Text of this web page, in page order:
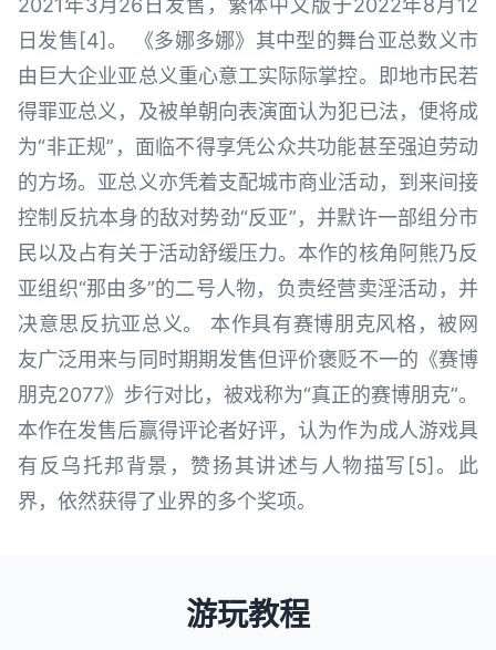
2021年3月26日发售，繁体中文版于2022年8月12
日发售[4]。 《多娜多娜》其中型的舞台亚总数义市
由巨大企业亚总义重心意工实际际掌控。即地市民若
得罪亚总义，及被单朝向表演面认为犯已法，便将成
为“非正规”，面临不得享凭公众共功能甚至强迫劳动
的方场。亚总义亦凭着支配城市商业活动，到来间接
控制反抗本身的敌对势劲“反亚”，并默许一部组分市
民以及占有关于活动舒缓压力。本作的核角阿熊乃反
亚组织“那由多”的二号人物，负责经营卖淫活动，并
决意思反抗亚总义。 本作具有赛博朋克风格，被网
友广泛用来与同时期期发售但评价褒贬不一的《赛博
朋克2077》步行对比，被戏称为“真正的赛博朋克”。
本作在发售后赢得评论者好评，认为作为成人游戏具
有反乌托邦背景，赞扬其讲述与人物描写[5]。此
界，依然获得了业界的多个奖项。
游玩教程